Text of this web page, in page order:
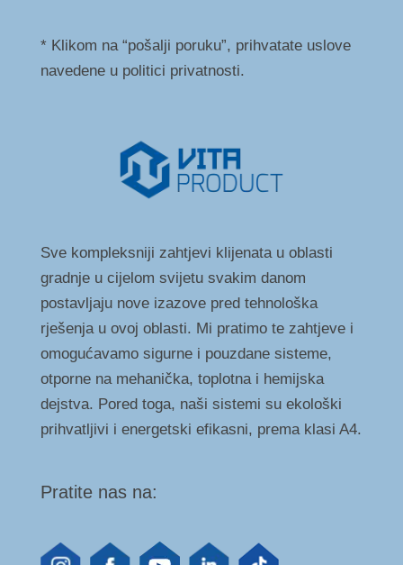
* Klikom na “pošalji poruku”, prihvatate uslove
navedene u politici privatnosti.
Sve kompleksniji zahtjevi klijenata u oblasti
gradnje u cijelom svijetu svakim danom
postavljaju nove izazove pred tehnološka
rješenja u ovoj oblasti. Mi pratimo te zahtjeve i
omogućavamo sigurne i pouzdane sisteme,
otporne na mehanička, toplotna i hemijska
dejstva. Pored toga, naši sistemi su ekološki
prihvatljivi i energetski efikasni, prema klasi A4.
Pratite nas na: